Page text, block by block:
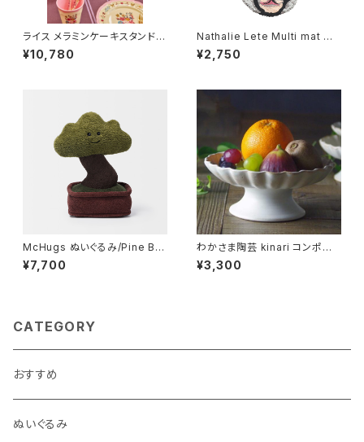
ライス メラミンケーキスタンド
ナタリーレテ ピンク
¥10,780
Nathalie Lete Multi mat M
REGLISSE
¥2,750
McHugs ぬいぐるみ/Pine Bo
nsai
¥7,700
わかさま陶芸 kinari コンポート
皿L 一番大きいサイズ
¥3,300
CATEGORY
おすすめ
ぬいぐるみ